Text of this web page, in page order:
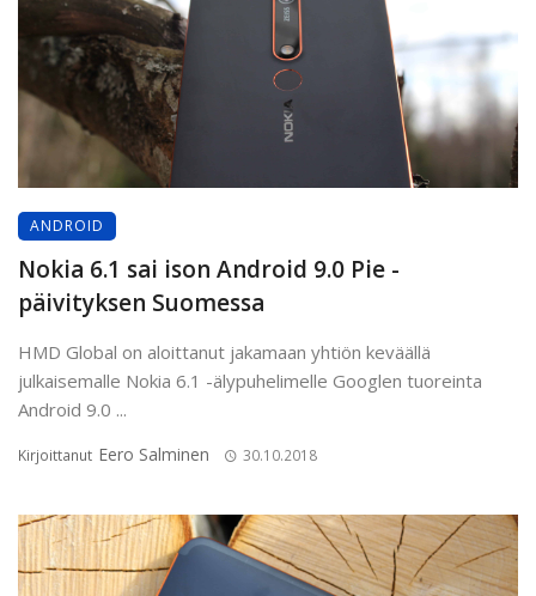
ANDROID
Nokia 6.1 sai ison Android 9.0 Pie -
päivityksen Suomessa
HMD Global on aloittanut jakamaan yhtiön keväällä
julkaisemalle Nokia 6.1 -älypuhelimelle Googlen tuoreinta
Android 9.0 ...
Kirjoittanut Eero Salminen 30.10.2018